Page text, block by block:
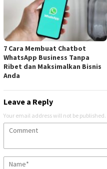
7 Cara Membuat Chatbot
WhatsApp Business Tanpa
Ribet dan Maksimalkan Bisnis
Anda
Leave a Reply
Your email address will not be published.